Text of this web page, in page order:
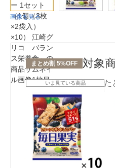
画像を見る
まとめ割 5%OFF 対象
いま見ている商品 た